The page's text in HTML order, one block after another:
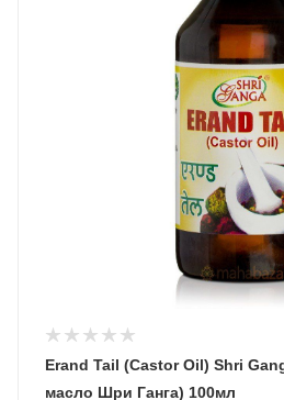
Erand Tail (Castor Oil) Shri
масло Шри Ганга) 100мл